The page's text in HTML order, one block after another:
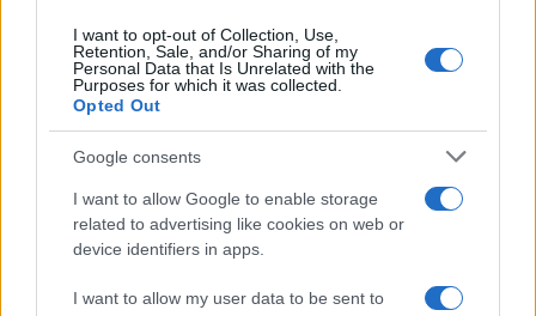
I want to opt-out of Collection, Use,
Retention, Sale, and/or Sharing of my
Personal Data that Is Unrelated with the
Purposes for which it was collected.
Opted Out
Google consents
I want to allow Google to enable storage
related to advertising like cookies on web or
device identifiers in apps.
I want to allow my user data to be sent to
Sei già abbonato?